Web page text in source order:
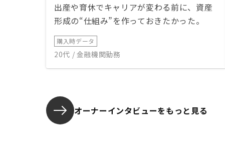
出産や育休でキャリアが変わる前に、資産
形成の“仕組み”を作っておきたかった。
購入時データ
20代 / 金融機関勤務
オーナーインタビューをもっと見る